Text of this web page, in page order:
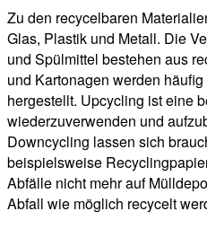
Zu den recycelbaren
Glas, Plastik und Metall. Die
und Spülmittel bestehen aus
und Kartonagen werden
hergestellt. Upcycling ist eine
wiederzuverwenden und
Downcycling lassen sich
beispielsweise
Abfälle nicht mehr auf
Abfall wie möglich recycelt